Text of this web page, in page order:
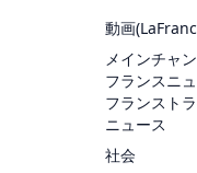
動画(
メインチャ
フランスニ
フランスト
ニュース
社会